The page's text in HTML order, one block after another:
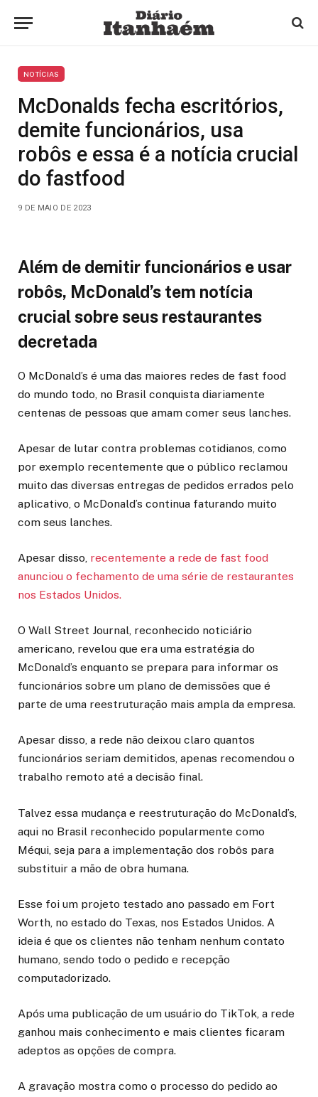
NOTÍCIAS
McDonalds fecha escritórios,
demite funcionários, usa
robôs e essa é a notícia crucial
do fastfood
9 DE MAIO DE 2023
Além de demitir funcionários e usar
robôs, McDonald’s tem notícia
crucial sobre seus restaurantes
decretada
O McDonald’s é uma das maiores redes de fast food
do mundo todo, no Brasil conquista diariamente
centenas de pessoas que amam comer seus lanches.
Apesar de lutar contra problemas cotidianos, como
por exemplo recentemente que o público reclamou
muito das diversas entregas de pedidos errados pelo
aplicativo, o McDonald’s continua faturando muito
com seus lanches.
Apesar disso, recentemente a rede de fast food
anunciou o fechamento de uma série de restaurantes
nos Estados Unidos.
O Wall Street Journal, reconhecido noticiário
americano, revelou que era uma estratégia do
McDonald’s enquanto se prepara para informar os
funcionários sobre um plano de demissões que é
parte de uma reestruturação mais ampla da empresa.
Apesar disso, a rede não deixou claro quantos
funcionários seriam demitidos, apenas recomendou o
trabalho remoto até a decisão final.
Talvez essa mudança e reestruturação do McDonald’s,
aqui no Brasil reconhecido popularmente como
Méqui, seja para a implementação dos robôs para
substituir a mão de obra humana.
Esse foi um projeto testado ano passado em Fort
Worth, no estado do Texas, nos Estados Unidos. A
ideia é que os clientes não tenham nenhum contato
humano, sendo todo o pedido e recepção
computadorizado.
Após uma publicação de um usuário do TikTok, a rede
ganhou mais conhecimento e mais clientes ficaram
adeptos as opções de compra.
A gravação mostra como o processo do pedido ao